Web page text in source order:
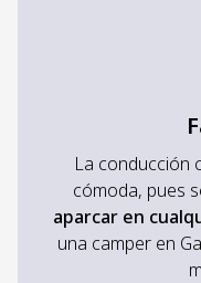
La conducción
cómoda, pues
aparcar en
una camper en